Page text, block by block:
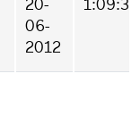
20-
06-
2012
1:09:33